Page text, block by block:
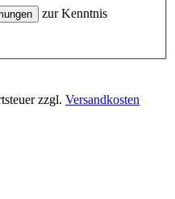
zur Kenntnis
zzgl. Versandkosten